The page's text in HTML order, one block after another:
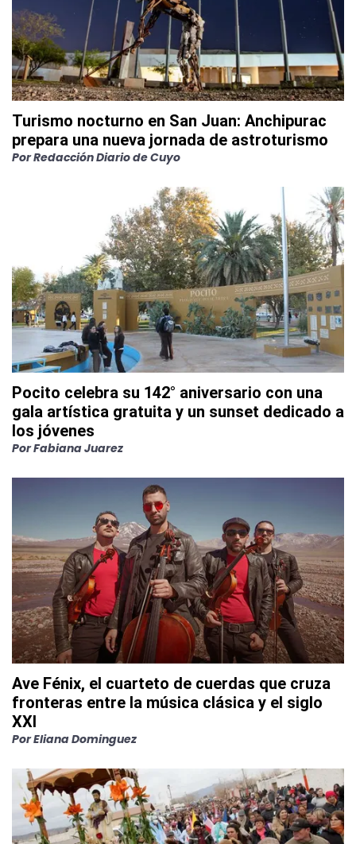
Turismo nocturno en San Juan: Anchipurac
prepara una nueva jornada de astroturismo
PorRedacción Diario de Cuyo
Pocito celebra su 142° aniversario con una
gala artística gratuita y un sunset dedicado a
los jóvenes
PorFabiana Juarez
Ave Fénix, el cuarteto de cuerdas que cruza
fronteras entre la música clásica y el siglo
XXI
PorEliana Dominguez